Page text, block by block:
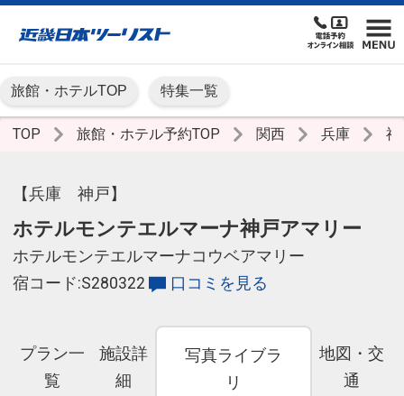
旅館・ホテルTOP 特集一覧
TOP 旅館・ホテル予約TOP 関西 兵庫
【兵庫 神戸】
ホテルモンテエルマーナ神戸アマリー
ホテルモンテエルマーナコウベアマリー
宿コード:S280322
口コミを見る
プラン一
覧
施設詳
細
写真ライブラ
リ
地図・交
通